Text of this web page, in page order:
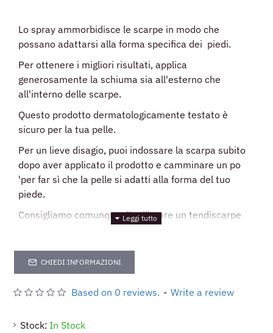
Stock: In Stock
Based on 0 reviews. - Write a review
Lo spray ammorbidisce le scarpe in modo che
possano adattarsi alla forma specifica dei piedi.
Per ottenere i migliori risultati, applica
generosamente la schiuma sia all'esterno che
all'interno delle scarpe.
Questo prodotto dermatologicamente testato è
sicuro per la tua pelle.
Per un lieve disagio, puoi indossare la scarpa subito
dopo aver applicato il prodotto e camminare un po
'per far sì che la pelle si adatti alla forma del tuo
piede.
Consigliamo comunque di utilizzare un tendiscarpe
I pomelli per alluce sono piccoli pezzi di plastica dura
tendiscarpe e sporgono leggermente nella pelle per
Applicare lo spray Saphir nei giorni successivi fino a
CHIEDI INFORMAZIONI